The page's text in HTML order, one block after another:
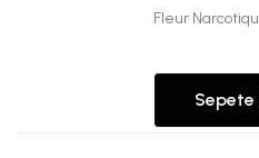
Fleur
Sepete